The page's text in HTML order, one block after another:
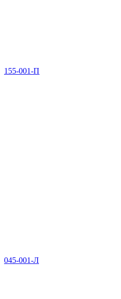
155-001-П
045-001-Л